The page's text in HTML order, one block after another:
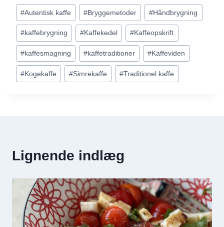
Indlæg-
tags:
#Autentisk kaffe #Bryggemetoder #Håndbrygning
#kaffebrygning #Kaffekedel #Kaffeopskrift
#kaffesmagning #kaffetraditioner #Kaffeviden
#Kogekaffe #Simrekaffe #Traditionel kaffe
Lignende indlæg